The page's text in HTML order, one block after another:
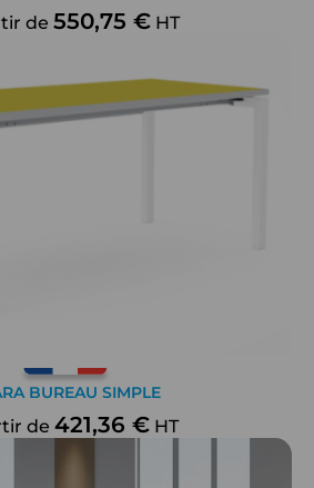
de 550,75 €HT
BUREAU SIMPLE
de 421,36 €HT